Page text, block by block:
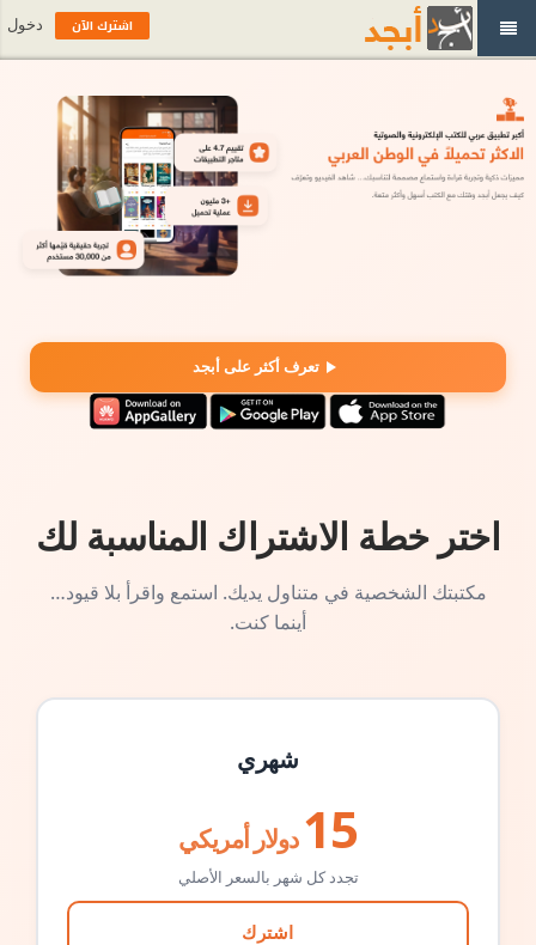
تعرف أكثر على أبجد
اختر خطة الاشتراك المناسبة لك
مكتبتك الشخصية في متناول يديك. استمع واقرأ بلا قيود…
أينما كنت.
شهري
15 دولار أمريكي
تجدد كل شهر بالسعر الأصلي
اشترك
اشترك الآن دخول